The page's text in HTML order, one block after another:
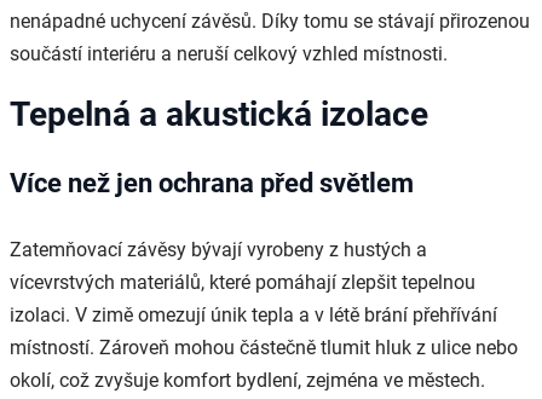
nenápadné uchycení závěsů. Díky tomu se stávají přirozenou
součástí interiéru a neruší celkový vzhled místnosti.
Tepelná a akustická izolace
Více než jen ochrana před světlem
Zatemňovací závěsy bývají vyrobeny z hustých a
vícevrstvých materiálů, které pomáhají zlepšit tepelnou
izolaci. V zimě omezují únik tepla a v létě brání přehřívání
místností. Zároveň mohou částečně tlumit hluk z ulice nebo
okolí, což zvyšuje komfort bydlení, zejména ve městech.